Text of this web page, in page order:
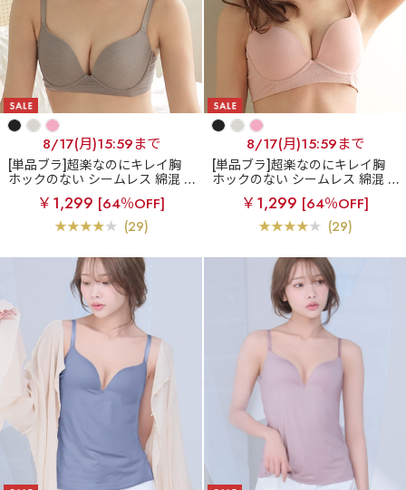
8/17(月)15:59まで
[単品ブラ]超楽なのにキレイ胸
ホックのない シームレス 綿混 ai
merfeel楽ブラ(R) 単品ブラジャー
￥1,299 [64％OFF]
(29)
8/17(月)15:59まで
[単品ブラ]超楽なのにキレイ胸
ホックのない シームレス 綿混 ai
merfeel楽ブラ(R) 単品ブラジャー
￥1,299 [64％OFF]
(29)